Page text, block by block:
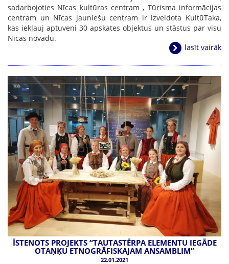
sadarbojoties Nīcas kultūras centram , Tūrisma informācijas
centram un Nīcas jauniešu centram ir izveidota KultūTaka,
kas iekļauj aptuveni 30 apskates objektus un stāstus par visu
Nīcas novadu.
lasīt vairāk
ĪSTENOTS PROJEKTS “TAUTASTĒRPA ELEMENTU IEGĀDE
OTAŅĶU ETNOGRĀFISKAJAM ANSAMBLIM”
22.01.2021